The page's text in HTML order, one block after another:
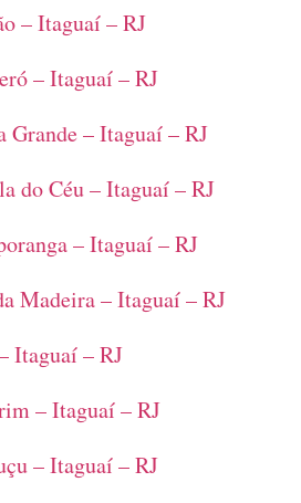
– Itaguaí – RJ
– Itaguaí – RJ
– Itaguaí – RJ
do Céu – Itaguaí – RJ
– Itaguaí – RJ
Madeira – Itaguaí – RJ
Itaguaí – RJ
– Itaguaí – RJ
– Itaguaí – RJ